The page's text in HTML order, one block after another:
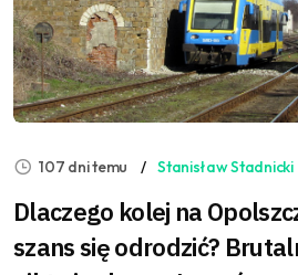
107 dni temu Stanisław Stadnicki
Dlaczego kolej na
szans się odrodzić?